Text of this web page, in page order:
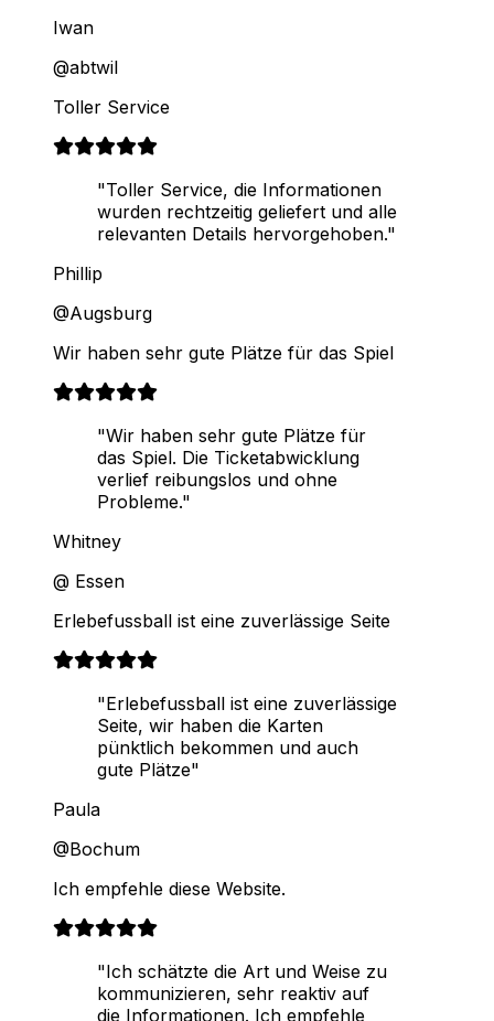
Iwan
@abtwil
Toller Service
"Toller Service, die Informationen
wurden rechtzeitig geliefert und alle
relevanten Details hervorgehoben."
Phillip
@Augsburg
Wir haben sehr gute Plätze für das Spiel
"Wir haben sehr gute Plätze für
das Spiel. Die Ticketabwicklung
verlief reibungslos und ohne
Probleme."
Whitney
@ Essen
Erlebefussball ist eine zuverlässige Seite
"Erlebefussball ist eine zuverlässige
Seite, wir haben die Karten
pünktlich bekommen und auch
gute Plätze"
Paula
@Bochum
Ich empfehle diese Website.
"Ich schätzte die Art und Weise zu
kommunizieren, sehr reaktiv auf
die Informationen. Ich empfehle